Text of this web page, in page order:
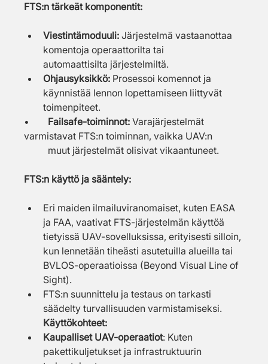
FTS:n tärkeät komponentit:
Viestintämoduuli: Järjestelmä vastaanottaa
komentoja operaattorilta tai
automaattisilta järjestelmiltä.
Ohjausyksikkö: Prosessoi komennot ja
käynnistää lennon lopettamiseen liittyvät
toimenpiteet.
Failsafe-toiminnot: Varajärjestelmät
varmistavat FTS:n toiminnan, vaikka UAV:n
	muut järjestelmät olisivat vikaantuneet.
FTS:n käyttö ja sääntely:
Eri maiden ilmailuviranomaiset, kuten EASA
ja FAA, vaativat FTS-järjestelmän käyttöä
tietyissä UAV-sovelluksissa, erityisesti silloin,
kun lennetään tiheästi asutetuilla alueilla tai
BVLOS-operaatioissa (Beyond Visual Line of
Sight).
FTS:n suunnittelu ja testaus on tarkasti
säädelty turvallisuuden varmistamiseksi.
Käyttökohteet:
Kaupalliset UAV-operaatiot: Kuten
pakettikuljetukset ja infrastruktuurin